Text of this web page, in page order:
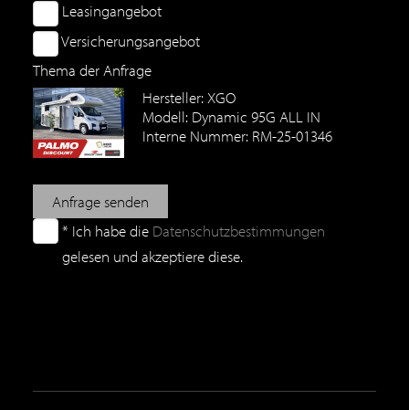
Leasingangebot
Versicherungsangebot
Thema der Anfrage
Hersteller: XGO
Modell: Dynamic 95G ALL IN
Interne Nummer: RM-25-01346
Anfrage senden
* Ich habe die Datenschutzbestimmungen
gelesen und akzeptiere diese.